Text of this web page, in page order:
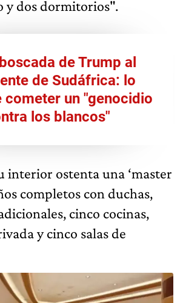
y dos dormitorios".
de Trump al
de Sudáfrica: lo
cometer un "genocidio
los blancos"
interior ostenta una ‘master
completos con duchas,
cinco cocinas,
y cinco salas de